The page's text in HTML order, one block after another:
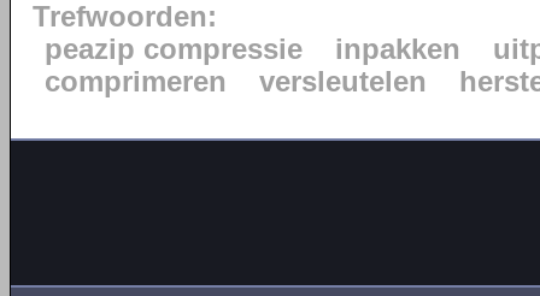
Trefwoorden:
peazip compressie
inpakken
comprimeren
versleutelen